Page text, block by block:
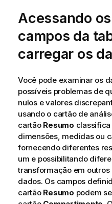
Acessando
campos da
carregar os
Você pode examinar os
possíveis problemas de
nulos e valores
usando o cartão de
cartão Resumo
dimensões, medidasou
fornecendo diferentes
um e possibilitando
transformação em
dados. Os campos
cartão Resumo podem